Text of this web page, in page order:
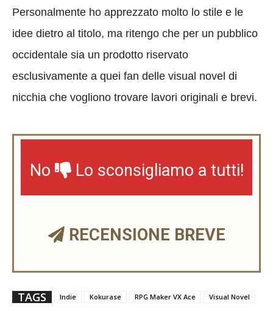
Personalmente ho apprezzato molto lo stile e le
idee dietro al titolo, ma ritengo che per un pubblico
occidentale sia un prodotto riservato
esclusivamente a quei fan delle visual novel di
nicchia che vogliono trovare lavori originali e brevi.
No Lo sconsigliamo a tutti!
RECENSIONE BREVE
TAGS Indie Kokurase RPG Maker VX Ace Visual Novel